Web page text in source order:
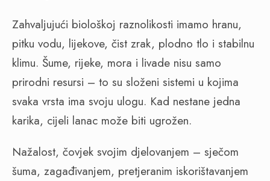
Zahvaljujući biološkoj raznolikosti imamo hranu,
pitku vodu, lijekove, čist zrak, plodno tlo i stabilnu
klimu. Šume, rijeke, mora i livade nisu samo
prirodni resursi – to su složeni sistemi u kojima
svaka vrsta ima svoju ulogu. Kad nestane jedna
karika, cijeli lanac može biti ugrožen.
Nažalost, čovjek svojim djelovanjem – sječom
šuma, zagađivanjem, pretjeranim iskorištavanjem